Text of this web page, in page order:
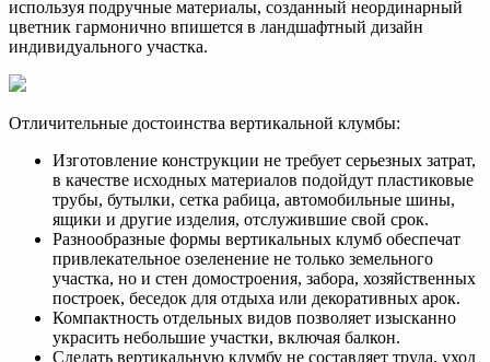
используя подручные материалы, созданный неординарный
цветник гармонично впишется в ландшафтный дизайн
индивидуального участка.
Отличительные достоинства вертикальной клумбы:
Изготовление конструкции не требует серьезных затрат,
в качестве исходных материалов подойдут пластиковые
трубы, бутылки, сетка рабица, автомобильные шины,
ящики и другие изделия, отслужившие свой срок.
Разнообразные формы вертикальных клумб обеспечат
привлекательное озеленение не только земельного
участка, но и стен домостроения, забора, хозяйственных
построек, беседок для отдыха или декоративных арок.
Компактность отдельных видов позволяет изысканно
украсить небольшие участки, включая балкон.
Сделать вертикальную клумбу не составляет труда, уход